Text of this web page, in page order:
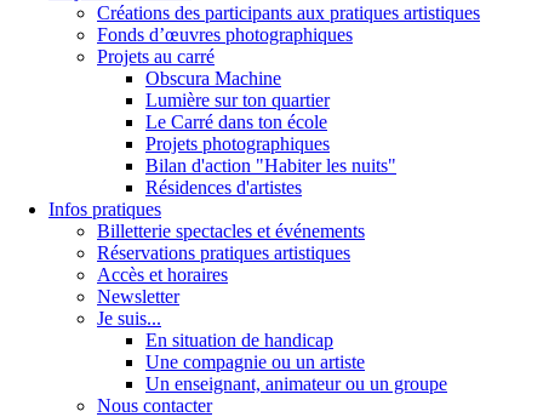
Créations des participants aux pratiques artistiques
Fonds d’œuvres photographiques
Projets au carré
Obscura Machine
Lumière sur ton quartier
Le Carré dans ton école
Projets photographiques
Bilan d'action "Habiter les nuits"
Résidences d'artistes
Infos pratiques
Billetterie spectacles et événements
Réservations pratiques artistiques
Accès et horaires
Newsletter
Je suis...
En situation de handicap
Une compagnie ou un artiste
Un enseignant, animateur ou un groupe
Nous contacter